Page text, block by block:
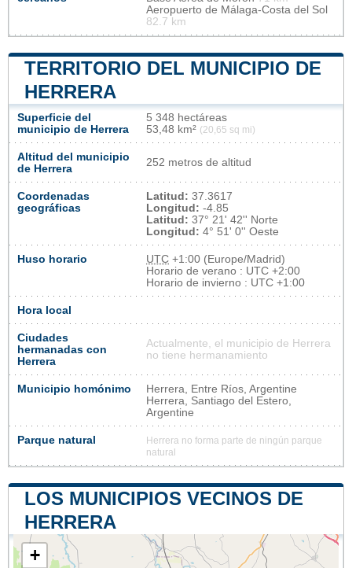
Aeropuerto de Málaga-Costa del Sol
82.7 km
TERRITORIO DEL MUNICIPIO DE
HERRERA
Superficie del
municipio de Herrera
5 348 hectáreas
53,48 km² (20,65 sq mi)
Altitud del municipio
de Herrera
252 metros de altitud
Coordenadas
geográficas
Latitud: 37.3617
Longitud: -4.85
Latitud: 37° 21' 42'' Norte
Longitud: 4° 51' 0'' Oeste
Huso horario UTC +1:00 (Europe/Madrid)
Horario de verano : UTC +2:00
Horario de invierno : UTC +1:00
Hora local
Ciudades
hermanadas con
Herrera
Actualmente, el municipio de Herrera
no tiene hermanamiento
Municipio homónimo
Herrera, Entre Ríos, Argentine
Herrera, Santiago del Estero,
Argentine
Parque natural
Herrera no forma parte de ningún parque
natural
LOS MUNICIPIOS VECINOS DE
HERRERA
+